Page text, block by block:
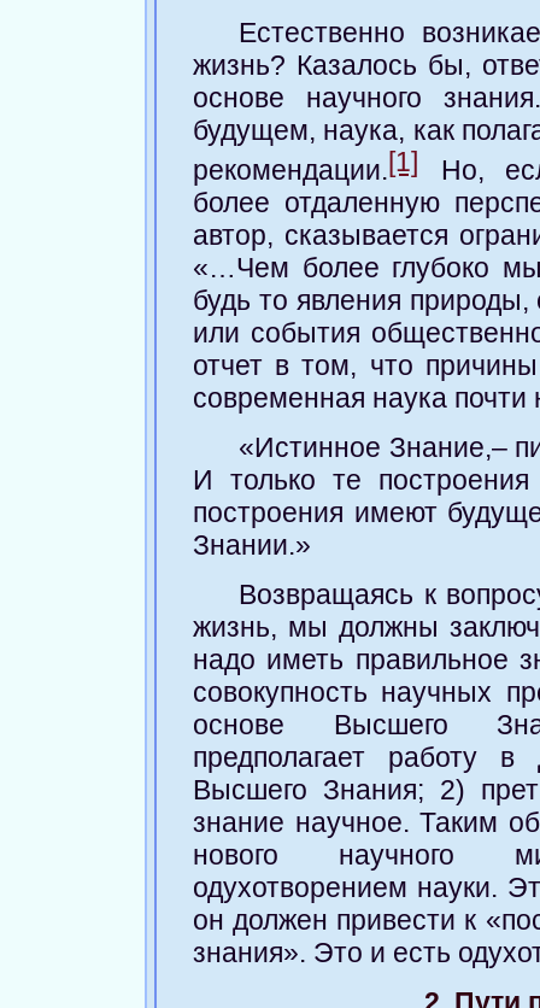
Естественно
жизнь? Казалось бы,
основе научного
будущем, наука, как
рекомендации.[1]
Но,
более отдаленную
автор, сказывается
«…Чем более глубоко
будь то явления природы,
или события
отчет в том, что
современная наука почти
«Истинное Знание,–
И только те
построения имеют
Знании.»
Возвращаясь к
жизнь, мы должны
надо иметь правильное
совокупность научных
основе Высшего
предполагает работу
Высшего Знания; 2)
знание научное. Таким
нового научного
одухотворением науки.
он должен привести к
знания». Это и есть